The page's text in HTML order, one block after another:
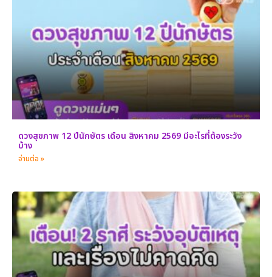
ดวงสุขภาพ 12 ปีนักษัตร เดือน สิงหาคม 2569 มีอะไรที่ต้องระวัง
บ้าง
อ่านต่อ »